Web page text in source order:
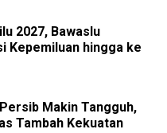
2027, Bawaslu
Kepemiluan hingga ke
Makin Tangguh,
Tambah Kekuatan